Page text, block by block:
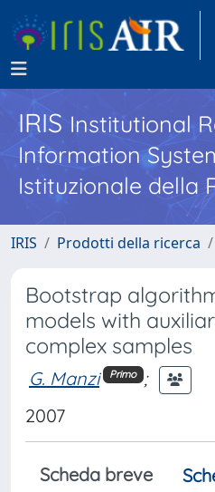
IRISInstitutional
Information
Istituzionale della
IRIS Prodotti della ricerca
Bootstrap
models with
complex samples
G. Manzi Primo ;
2007
Scheda breve